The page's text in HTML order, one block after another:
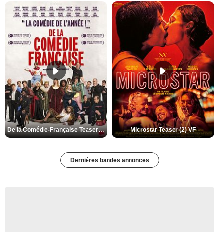
De la Comédie-Française Teaser (3) VF Microstar Teaser (2) VF
Dernières bandes annonces